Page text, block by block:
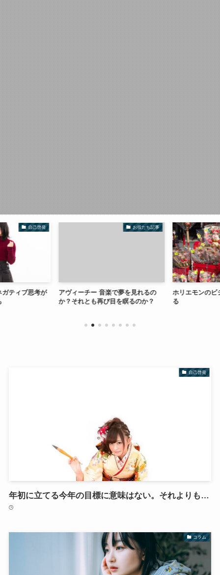
自己啓発
ティブ思考が
お役たち記事
アヴィーチー 音楽で夢を見れるの
か？それとも再び目を瞑るのか？
ホリエモンのビ
る
自己啓発
年初に立てる今年の目標に意味はない。それよりも…
コラム